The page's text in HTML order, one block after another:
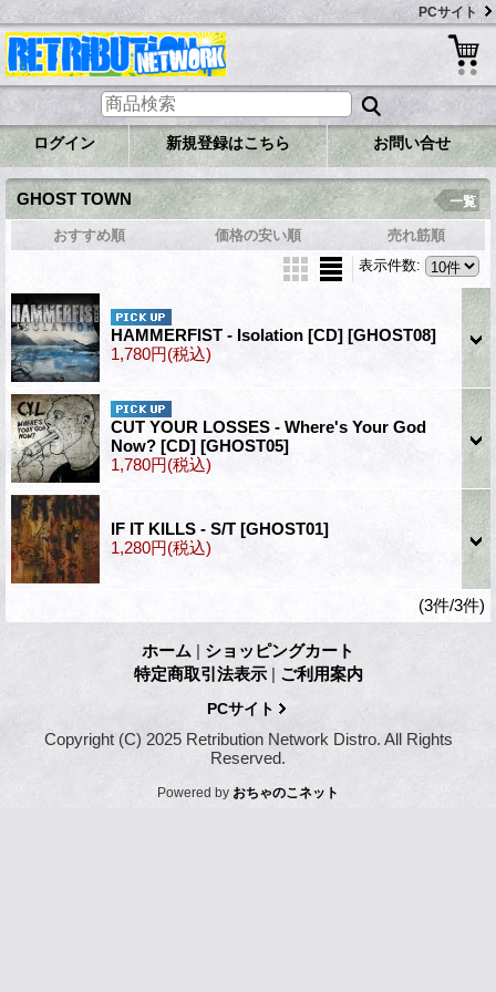
PCサイト
ログイン 新規登録はこちら お問い合せ
GHOST TOWN 一覧
おすすめ順 価格の安い順
売れ筋順
表示件数:
HAMMERFIST - Isolation [CD] [GHOST08]
1,780円(税込)
CUT YOUR LOSSES - Where's Your God
Now? [CD] [GHOST05]
1,780円(税込)
IF IT KILLS - S/T [GHOST01]
1,280円(税込)
(3件/3件)
ホーム | ショッピングカート
特定商取引法表示 | ご利用案内
PCサイト
Copyright (C) 2025 Retribution Network Distro. All Rights
Reserved.
Powered by おちゃのこネット